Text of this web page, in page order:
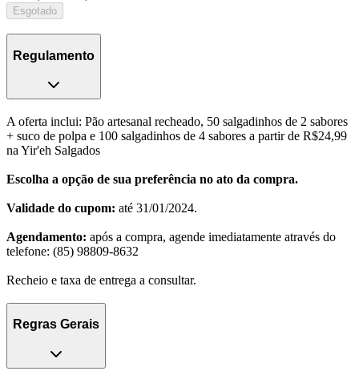
Esgotado
Regulamento
A oferta inclui: Pão artesanal recheado, 50 salgadinhos de 2 sabores
+ suco de polpa e 100 salgadinhos de 4 sabores a partir de R$24,99
na Yir'eh Salgados
Escolha a opção de sua preferência no ato da compra.
Validade do cupom: até 31/01/2024.
Agendamento: após a compra, agende imediatamente através do
telefone: (85) 98809-8632
Recheio e taxa de entrega a consultar.
Regras Gerais